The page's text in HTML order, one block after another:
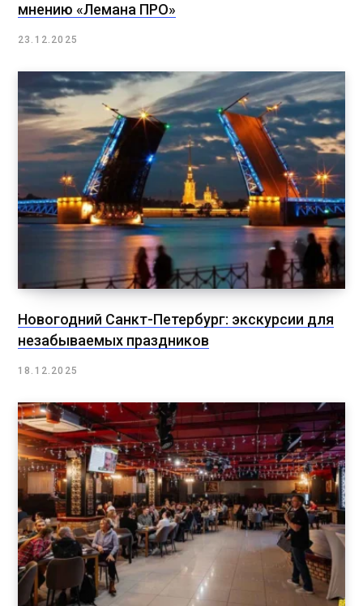
мнению «Лемана ПРО»
23.12.2025
Новогодний Санкт-Петербург: экскурсии для
незабываемых праздников
18.12.2025